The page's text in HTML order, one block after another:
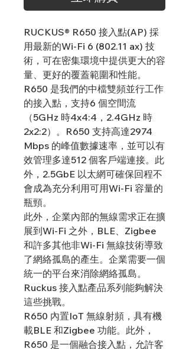
RUCKUS® R650 接入點(AP) 採
用最新的Wi-Fi 6 (802.11 ax) 技
術，可在密集環境中提供更大的容
量、更好的覆蓋範圍和性能。
R650 是我們的中檔雙頻並行工作
的接入點，支持6 個空間流
（5GHz 時4x4:4，2.4GHz 時
2x2:2）。R650 支持高達2974
Mbps 的峰值數據速率，並可以有
效管理多達512 個客戶端連接。此
外，2.5GbE 以太網可確保回程不
會成為充分利用可用Wi-Fi 容量的
瓶頸。
此外，企業內部的無線需求正在擴
展到Wi-Fi 之外，BLE、Zigbee
和許多其他非Wi-Fi 無線技術導致
了網絡孤島的產生。企業需要一個
統一的平台來消除網絡孤島。
Ruckus 接入點產品系列能夠解決
這些挑戰。
R650 內置IoT 無線射頻，具有機
載BLE 和Zigbee 功能。此外，
R650 是一個融合接入點，允許客